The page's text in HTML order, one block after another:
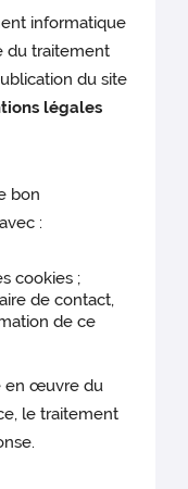
informatique
du traitement
du site
légales
bon
:
cookies ;
de contact,
de ce
en œuvre du
le traitement